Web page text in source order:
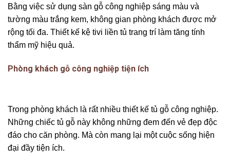
Bằng việc sử dụng sàn gỗ công nghiệp sáng màu và
tường màu trắng kem, không gian phòng khách được mở
rộng tối đa. Thiết kế kệ tivi liền tủ trang trí làm tăng tính
thẩm mỹ hiệu quả.
Phòng khách gỗ công nghiệp tiện ích
Trong phòng khách là rất nhiều thiết kế tủ gỗ công nghiệp.
Những chiếc tủ gỗ này không những đem đến vẻ đẹp độc
đáo cho căn phòng. Mà còn mang lại một cuộc sống hiện
đại đầy tiện ích.